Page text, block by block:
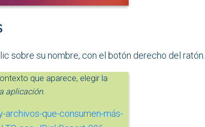
sobre su nombre, con el botón derecho del ratón.
que aparece, elegir la
aplicación.